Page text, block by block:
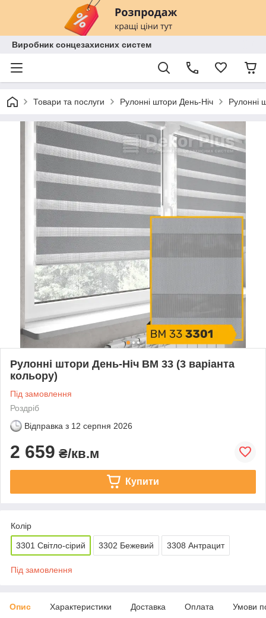
Виробник сонцезахисних систем
Товари та послуги Рулонні штори День-Ніч Рулонні
Рулонні штори День-Ніч BM 33 (3 варіанта
кольору)
Під замовлення
Роздріб
Відправка з 12 серпня 2026
2 659 ₴/кв.м
Купити
Колір
3301 Світло-сірий 3302 Бежевий 3308 Антрацит
Під замовлення
Опис Характеристики Доставка Оплата Умови